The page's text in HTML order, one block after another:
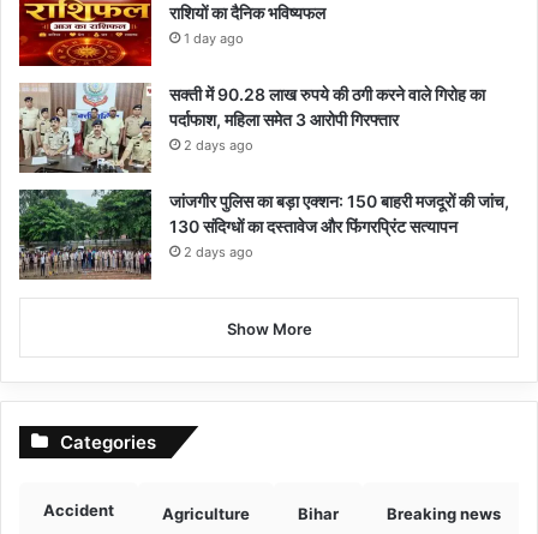
राशियों का दैनिक भविष्यफल
1 day ago
सक्ती में 90.28 लाख रुपये की ठगी करने वाले गिरोह का
पर्दाफाश, महिला समेत 3 आरोपी गिरफ्तार
2 days ago
जांजगीर पुलिस का बड़ा एक्शन: 150 बाहरी मजदूरों की जांच,
130 संदिग्धों का दस्तावेज और फिंगरप्रिंट सत्यापन
2 days ago
Show More
Categories
Accident Agriculture Bihar Breaking news